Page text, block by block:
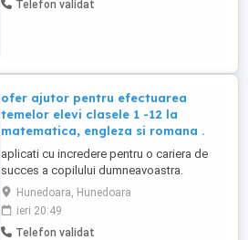
Meditez limba engleza si gramatica limbii
Telefon validat
ofer ajutor pentru efectuarea
temelor elevi clasele 1 -12 la
matematica, engleza si romana .
aplicati cu incredere pentru o cariera de
succes a copilului dumneavoastra.
Hunedoara, Hunedoara
ieri 20:49
Telefon validat